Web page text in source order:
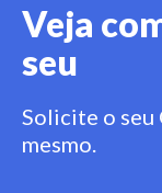
Veja
seu
Solicite o seu
mesmo.